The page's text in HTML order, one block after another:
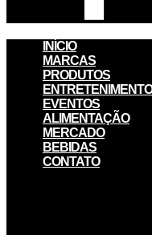
INÍCIO
MARCAS
PRODUTOS
ENTRETENIMENTO
EVENTOS
ALIMENTAÇÃO
MERCADO
BEBIDAS
CONTATO